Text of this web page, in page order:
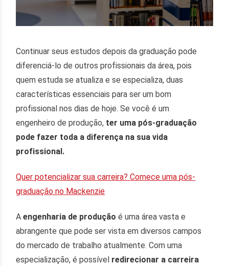
Continuar seus estudos depois da graduação pode
diferenciá-lo de outros profissionais da área, pois
quem estuda se atualiza e se especializa, duas
características essenciais para ser um bom
profissional nos dias de hoje. Se você é um
engenheiro de produção, ter uma pós-graduação
pode fazer toda a diferença na sua vida
profissional.
Quer potencializar sua carreira? Comece uma pós-
graduação no Mackenzie
Aengenharia de produção é uma área vasta e
abrangente que pode ser vista em diversos campos
do mercado de trabalho atualmente. Com uma
especialização, é possível redirecionar a carreira